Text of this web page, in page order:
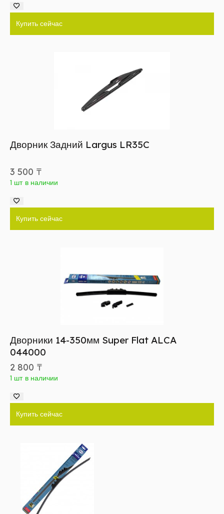
Купить сейчас
Дворник Задний Largus LR35C
3 500 ₸
1 шт в наличии
Купить сейчас
Дворники 14-350мм Super Flat ALCA
044000
2 800 ₸
1 шт в наличии
Купить сейчас